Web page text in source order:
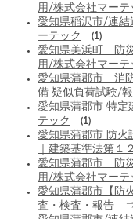
用/株式会社マーテ
愛知県稲沢市/連
ーテック
(1)
愛知県美浜町 防
用/株式会社マーテ
愛知県蒲郡市 消
備 疑似負荷試験/
愛知県蒲郡市 特定
テック
(1)
愛知県蒲郡市 防火
｜建築基準法第１
愛知県蒲郡市 防
用/株式会社マーテ
愛知県蒲郡市【
査・検査・報告